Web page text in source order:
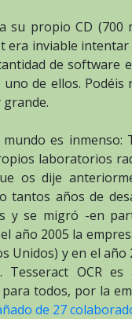
su propio CD
inviable
de software
de ellos. Podéis
es inmenso:
laboratorios
os dije
tantos años de
y se migró -en
año 2005 la
Unidos) y en el
OCR
todos, por la
de 27